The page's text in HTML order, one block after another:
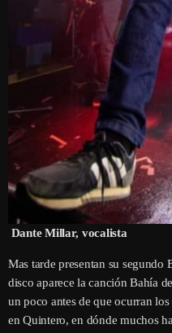
Dante Millar, vocalista
Mas tarde presentan su segundo
disco aparece la canción Bahía
un poco antes de que ocurran
en Quintero, en dónde muchos